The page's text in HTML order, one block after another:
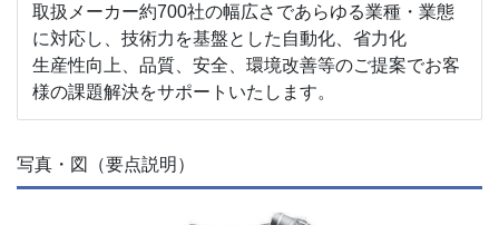
取扱メーカー約700社の幅広さであらゆる業種・業態
に対応し、技術力を基盤とした自動化、省力化
生産性向上、品質、安全、環境改善等のご提案でお客
様の課題解決をサポートいたします。
写真・図（要点説明）